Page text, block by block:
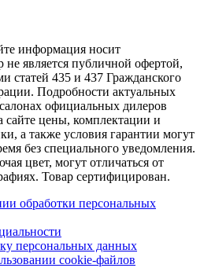
информация носит
не является публичной офертой,
статей 435 и 437 Гражданского
Подробности актуальных
официальных дилеров
цены, комплектации и
а также условия гарантии могут
без специального уведомления.
цвет, могут отличаться от
Товар сертифицирован.
обработки персональных
персональных данных
cookie-файлов